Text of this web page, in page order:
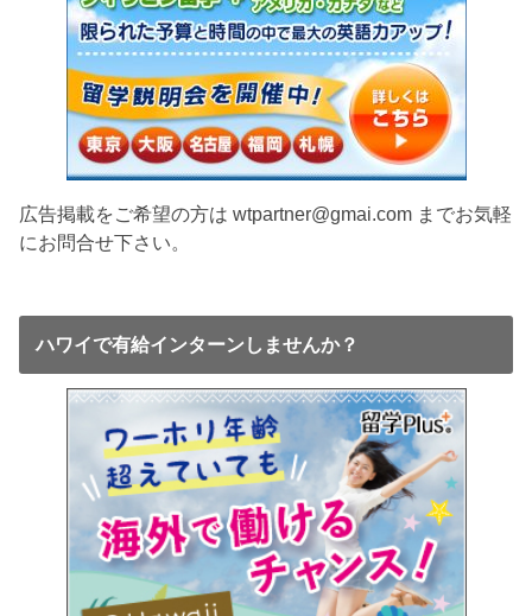
広告掲載をご希望の方は wtpartner@gmai.com までお気軽
にお問合せ下さい。
ハワイで有給インターンしませんか？